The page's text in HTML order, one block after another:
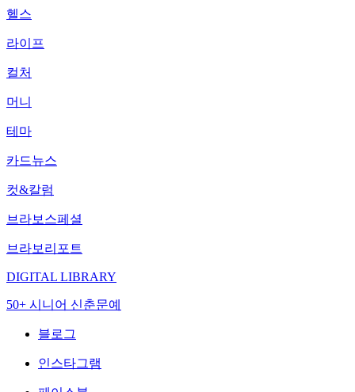
헬스
라이프
컬처
머니
테마
카드뉴스
컷&칼럼
브라보스페셜
브라보리포트
DIGITAL LIBRARY
50+ 시니어 신춘문예
블로그
인스타그램